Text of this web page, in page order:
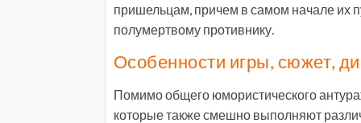
пришельцам, причем в самом начале их
полумертвому противнику.
Особенности игры, сюжет,
Помимо общего юмористического
которые также смешно выполняют